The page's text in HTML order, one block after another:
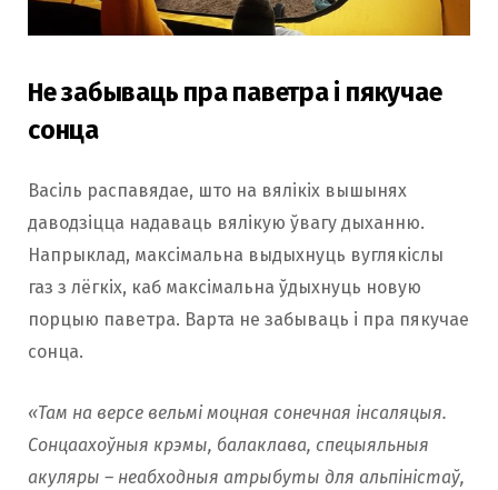
Не забываць пра паветра і пякучае
сонца
Васіль распавядае, што на вялікіх вышынях
даводзіцца надаваць вялікую ўвагу дыханню.
Напрыклад, максімальна выдыхнуць вуглякіслы
газ з лёгкіх, каб максімальна ўдыхнуць новую
порцыю паветра. Варта не забываць і пра пякучае
сонца.
«Там на версе вельмі моцная сонечная інсаляцыя.
Сонцаахоўныя крэмы, балаклава, спецыяльныя
акуляры – неабходныя атрыбуты для альпіністаў,